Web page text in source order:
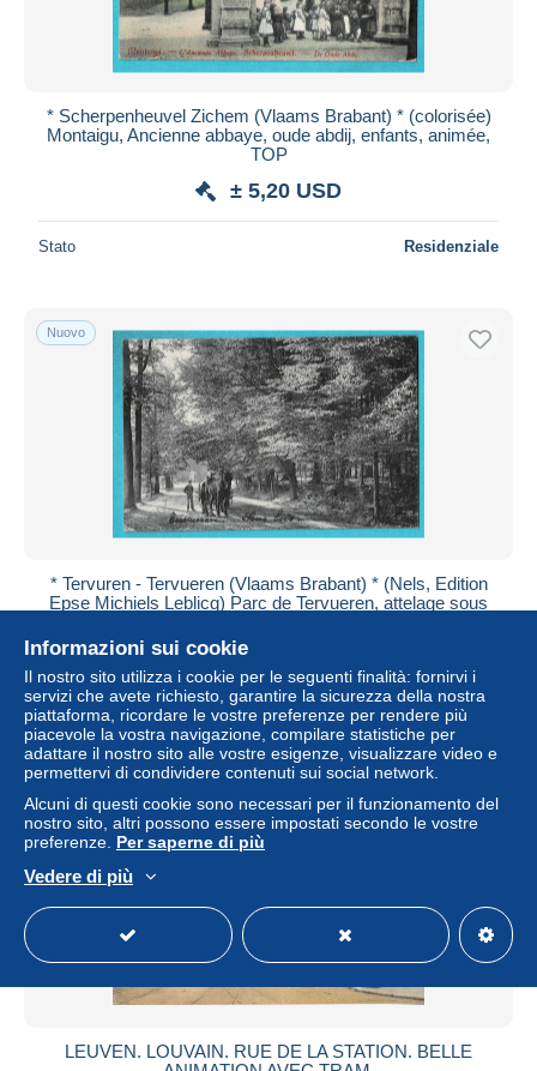
* Scherpenheuvel Zichem (Vlaams Brabant) * (colorisée)
Montaigu, Ancienne abbaye, oude abdij, enfants, animée,
TOP
± 5,20 USD
Stato Residenziale
Nuovo
* Tervuren - Tervueren (Vlaams Brabant) * (Nels, Edition
Epse Michiels Leblicq) Parc de Tervueren, attelage sous
± 4,05 USD
Stato Residenziale
Nuovo
LEUVEN. LOUVAIN. RUE DE LA STATION. BELLE
Informazioni sui cookie
Il nostro sito utilizza i cookie per le seguenti finalità: fornirvi i
servizi che avete richiesto, garantire la sicurezza della nostra
piattaforma, ricordare le vostre preferenze per rendere più
piacevole la vostra navigazione, compilare statistiche per
adattare il nostro sito alle vostre esigenze, visualizzare video e
permettervi di condividere contenuti sui social network.
Alcuni di questi cookie sono necessari per il funzionamento del
nostro sito, altri possono essere impostati secondo le vostre
preferenze. Per saperne di più
Vedere di più